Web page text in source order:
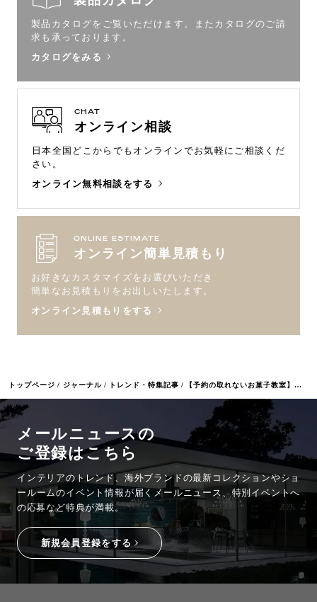
トップページ ジャーナル トレンド・特集記事 【予約の取れないお菓子教室】旬のブルーベリーの贅沢マフィン｜レシピVol.4
製品カタログをご覧いただけます。
またカタログのご請
求も承っております。
カタログをみる
CHAT
オンライン相談
日本全国どこからでもオンラインでお気軽にご相談くだ
さい。
オンライン無料相談をする
ONLINE ESTIMATE
オンライン簡単見積もり
お好きなカスタマイズをお選びいただき
簡単なお見積もりをお出しいたします。
オンライン見積もりをする
メールニュースの
ご登録はこちら
インテリアのトレンド、海外ブランドの最新コレクションやショ
ールームのイベント情報が届くメールニュース、特別イベントへ
の応募など特典が満載。
新規会員登録をする